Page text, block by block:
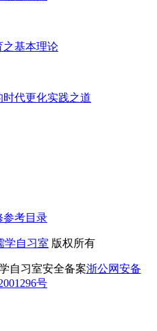
之基本理论
代更化实践之道
考目录
学自习室 版权所有
浙公网安备
号